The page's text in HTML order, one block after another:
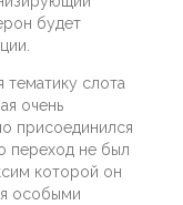
будет
тематику слота
очень
присоединился
переход не был
которой он
особыми